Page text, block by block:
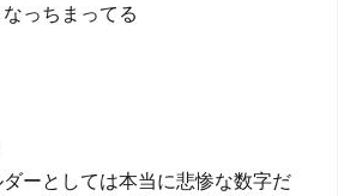
っちまってる
ーとしては本当に悲惨な数字だ